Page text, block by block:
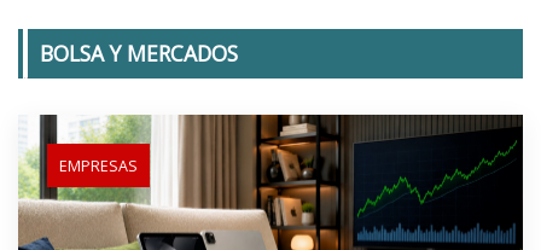
BOLSA Y MERCADOS
EMPRESAS